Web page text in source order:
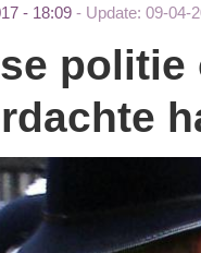
- 18:09 Update: 09-04-